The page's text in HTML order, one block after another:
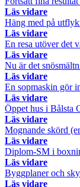
Läs vidare
Häng med på
Läs vidare
En resa utöver det
Läs vidare
Nu är det
Läs vidare
En sopmaskin gör
Läs vidare
Öppet hus i Bålsta
Läs vidare
Mognande skörd
Läs vidare
Diplom-SM i
Läs vidare
Byggplaner och
Läs vidare